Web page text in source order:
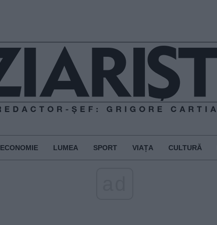
ECONOMIE LUMEA SPORT VIAȚA CULTURĂ